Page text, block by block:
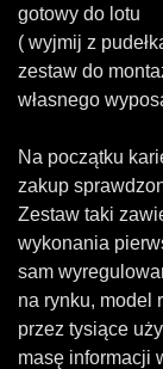
gotowy do lotu
( wyjmij z
zestaw do
własnego
Na początku
zakup
Zestaw taki
wykonania
sam
na rynku, model
przez tysiące
masę informacji